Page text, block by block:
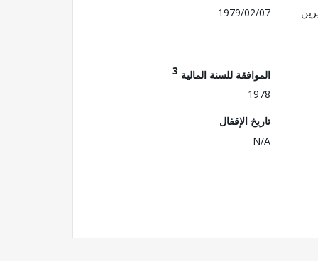
1979/02/07
الموافقة للسنة المالية 3
1978
تاريخ الإقفال
N/A